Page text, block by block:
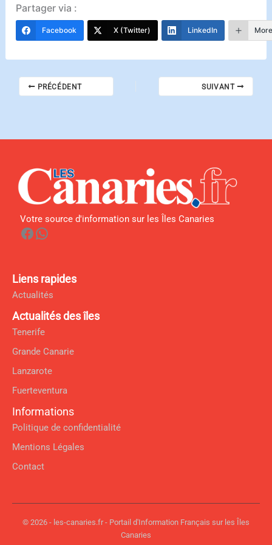
Partager via :
Facebook X (Twitter) LinkedIn
PRÉCÉDENT SUIVANT
Votre source d'information sur les Îles Canaries
Facebook
WhatsApp
Liens rapides
Actualités
Actualités des îles
Tenerife
Grande Canarie
Lanzarote
Fuerteventura
Informations
Politique de confidentialité
Mentions Légales
Contact
© 2026 - les-canaries.fr - Portail d'Information Français sur les Îles
Canaries